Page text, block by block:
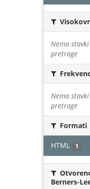
Nema
pretrage
Nema
pretrage
Formati
HTML 1
Berners-